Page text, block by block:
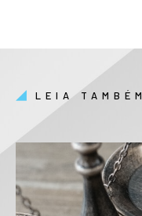
LEIA TAMBÉM